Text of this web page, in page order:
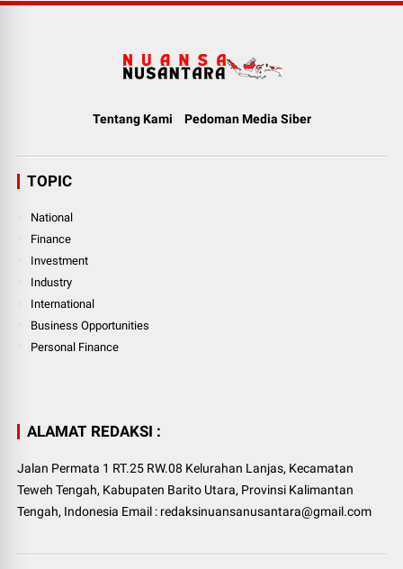
Tentang Kami Pedoman Media Siber
TOPIC
National
Finance
Investment
Industry
International
Business Opportunities
Personal Finance
ALAMAT REDAKSI :
Jalan Permata 1 RT.25 RW.08 Kelurahan Lanjas, Kecamatan
Teweh Tengah, Kabupaten Barito Utara, Provinsi Kalimantan
Tengah, Indonesia Email : redaksinuansanusantara@gmail.com